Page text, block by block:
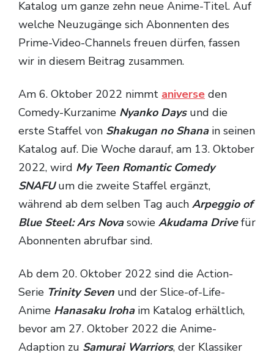
Katalog um ganze zehn neue Anime-Titel. Auf
welche Neuzugänge sich Abonnenten des
Prime-Video-Channels freuen dürfen, fassen
wir in diesem Beitrag zusammen.
Am 6. Oktober 2022 nimmt aniverse den
Comedy-Kurzanime Nyanko Days und die
erste Staffel von Shakugan no Shana in seinen
Katalog auf. Die Woche darauf, am 13. Oktober
2022, wird My Teen Romantic Comedy
SNAFU um die zweite Staffel ergänzt,
während ab dem selben Tag auch Arpeggio of
Blue Steel: Ars Nova sowie Akudama Drive für
Abonnenten abrufbar sind.
Ab dem 20. Oktober 2022 sind die Action-
Serie Trinity Seven und der Slice-of-Life-
Anime Hanasaku Iroha im Katalog erhältlich,
bevor am 27. Oktober 2022 die Anime-
Adaption zu Samurai Warriors, der Klassiker